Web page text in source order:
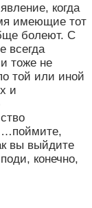
когда
имеющие тот
болеют. С
всегда
тоже не
той или иной
и
вы выйдите
конечно,